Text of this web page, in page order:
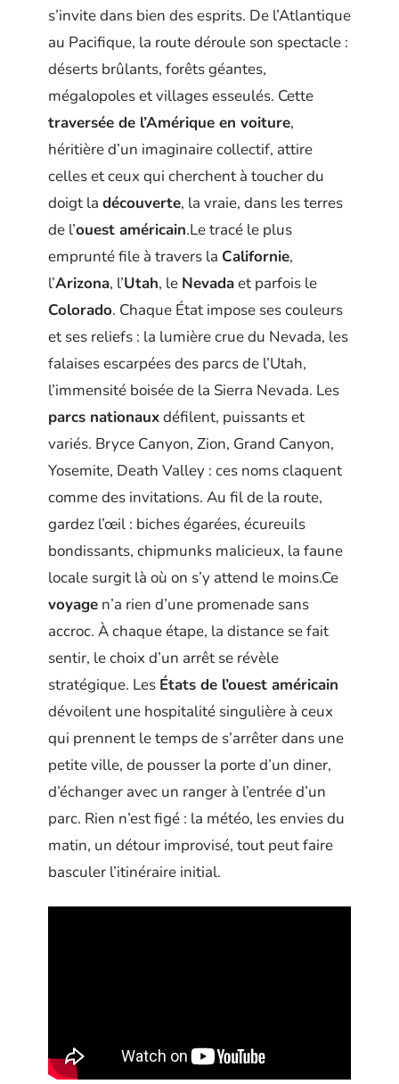
s’invite dans bien des esprits. De l’Atlantique
au Pacifique, la route déroule son spectacle :
déserts brûlants, forêts géantes,
mégalopoles et villages esseulés. Cette
traversée de l’Amérique en voiture,
héritière d’un imaginaire collectif, attire
celles et ceux qui cherchent à toucher du
doigt la découverte, la vraie, dans les terres
de l’ouest américain.Le tracé le plus
emprunté file à travers la Californie,
l’Arizona, l’Utah, le Nevadaet parfois le
Colorado. Chaque État impose ses couleurs
et ses reliefs : la lumière crue du Nevada, les
falaises escarpées des parcs de l’Utah,
l’immensité boisée de la Sierra Nevada. Les
parcs nationauxdéfilent, puissants et
variés. Bryce Canyon, Zion, Grand Canyon,
Yosemite, Death Valley : ces noms claquent
comme des invitations. Au fil de la route,
gardez l’œil : biches égarées, écureuils
bondissants, chipmunks malicieux, la faune
locale surgit là où on s’y attend le moins.Ce
voyage n’a rien d’une promenade sans
accroc. À chaque étape, la distance se fait
sentir, le choix d’un arrêt se révèle
stratégique. Les États de l’ouest américain
dévoilent une hospitalité singulière à ceux
qui prennent le temps de s’arrêter dans une
petite ville, de pousser la porte d’un diner,
d’échanger avec un ranger à l’entrée d’un
parc. Rien n’est figé : la météo, les envies du
matin, un détour improvisé, tout peut faire
basculer l’itinéraire initial.